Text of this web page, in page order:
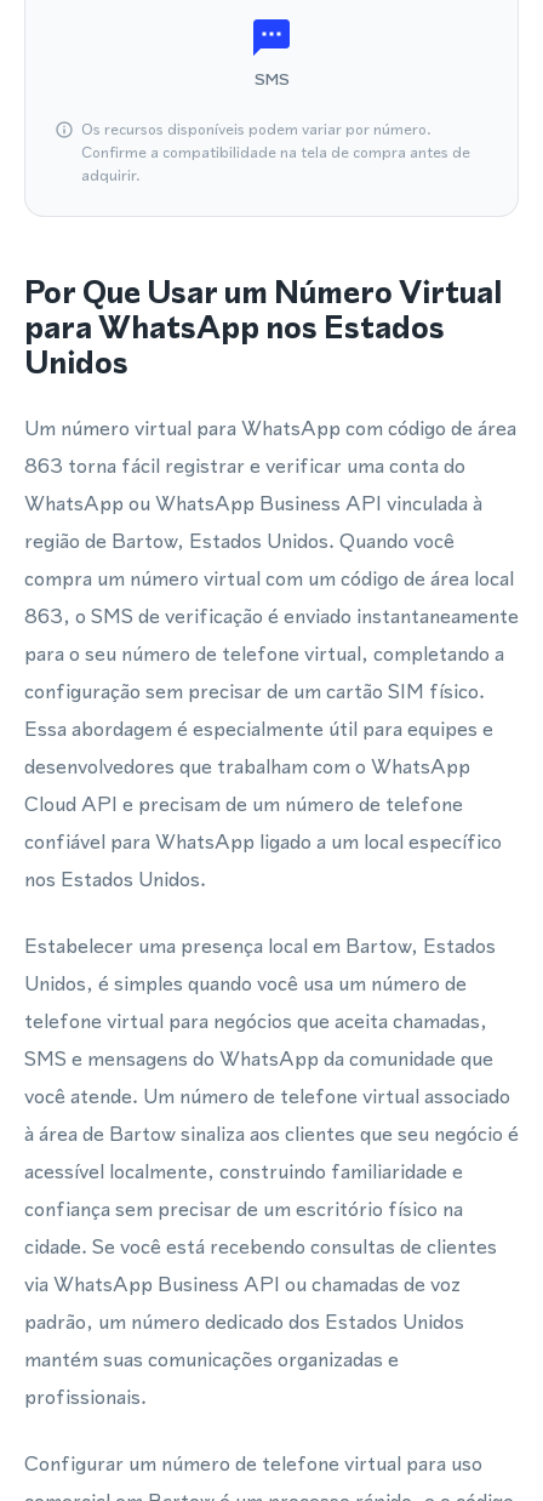
SMS
Os recursos disponíveis podem variar por número.
Confirme a compatibilidade na tela de compra antes de
adquirir.
Por Que Usar um Número Virtual
para WhatsApp nos Estados
Unidos
Um número virtual para WhatsApp com código de área
863 torna fácil registrar e verificar uma conta do
WhatsApp ou WhatsApp Business API vinculada à
região de Bartow, Estados Unidos. Quando você
compra um número virtual com um código de área local
863, o SMS de verificação é enviado instantaneamente
para o seu número de telefone virtual, completando a
configuração sem precisar de um cartão SIM físico.
Essa abordagem é especialmente útil para equipes e
desenvolvedores que trabalham com o WhatsApp
Cloud API e precisam de um número de telefone
confiável para WhatsApp ligado a um local específico
nos Estados Unidos.
Estabelecer uma presença local em Bartow, Estados
Unidos, é simples quando você usa um número de
telefone virtual para negócios que aceita chamadas,
SMS e mensagens do WhatsApp da comunidade que
você atende. Um número de telefone virtual associado
à área de Bartow sinaliza aos clientes que seu negócio é
acessível localmente, construindo familiaridade e
confiança sem precisar de um escritório físico na
cidade. Se você está recebendo consultas de clientes
via WhatsApp Business API ou chamadas de voz
padrão, um número dedicado dos Estados Unidos
mantém suas comunicações organizadas e
profissionais.
Configurar um número de telefone virtual para uso